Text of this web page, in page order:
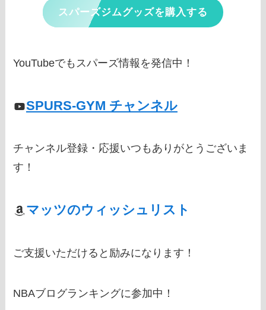
スパーズジムグッズを購入する
YouTubeでもスパーズ情報を発信中！
SPURS-GYM チャンネル
チャンネル登録・応援いつもありがとうございま
す！
マッツのウィッシュリスト
ご支援いただけると励みになります！
NBAブログランキングに参加中！